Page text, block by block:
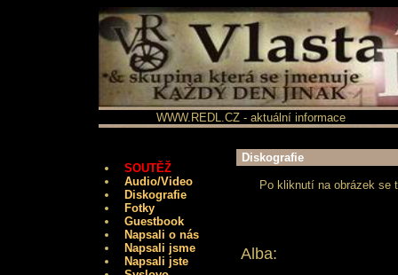
WWW.REDL.CZ - aktuální informace
SOUTĚŽ
Audio/Video
Diskografie
Fotky
Guestbook
Napsali o nás
Napsali jsme
Napsali jste
Diskografie
Po kliknutí na obrázek se
Alba: